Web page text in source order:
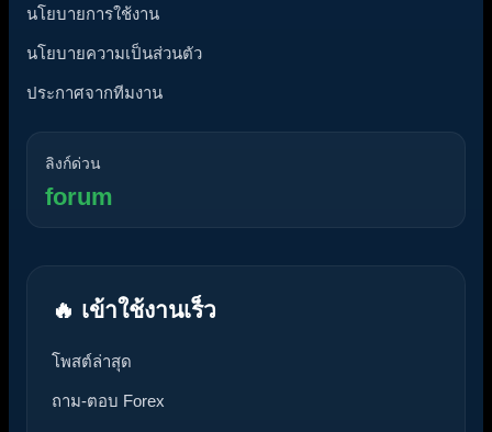
นโยบายการใช้งาน
นโยบายความเป็นส่วนตัว
ประกาศจากทีมงาน
ลิงก์ด่วน
forum
🔥 เข้าใช้งานเร็ว
โพสต์ล่าสุด
ถาม-ตอบ Forex